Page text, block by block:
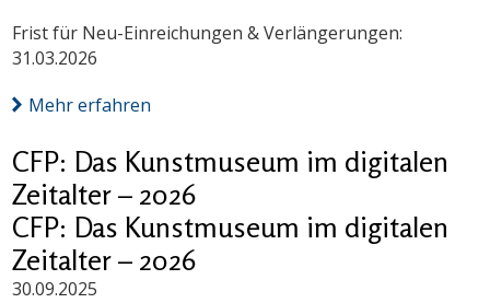
Frist für Neu-Einreichungen & Verlängerungen:
31.03.2026
Mehr erfahren
CFP: Das Kunstmuseum im digitalen
Zeitalter – 2026
CFP: Das Kunstmuseum im digitalen
Zeitalter – 2026
30.09.2025